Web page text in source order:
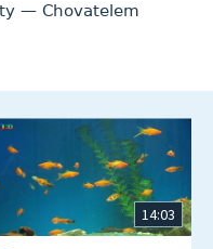
— Chovatelem
14:03